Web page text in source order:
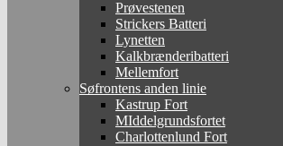
Prøvestenen
Strickers Batteri
Lynetten
Kalkbrænderibatteri
Mellemfort
Søfrontens anden linie
Kastrup Fort
MIddelgrundsfortet
Charlottenlund Fort